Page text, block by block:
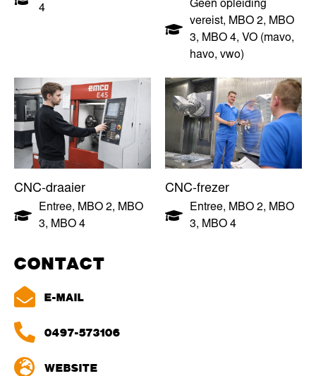
4
Geen opleiding
vereist, MBO 2, MBO
3, MBO 4, VO (mavo,
havo, vwo)
CNC-draaier
Entree, MBO 2, MBO
3, MBO 4
CNC-frezer
Entree, MBO 2, MBO
3, MBO 4
CONTACT
E-MAIL
0497-573106
WEBSITE